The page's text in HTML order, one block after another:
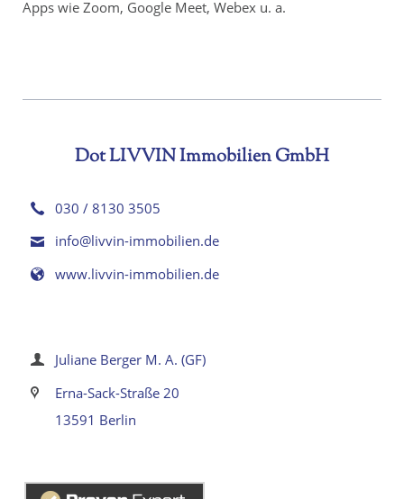
Apps wie Zoom, Google Meet, Webex u. a.
Dot LIVVIN Immobilien GmbH
030 / 8130 3505
info@livvin-immobilien.de
www.livvin-immobilien.de
Juliane Berger M. A. (GF)
Erna-Sack-Straße 20
13591 Berlin